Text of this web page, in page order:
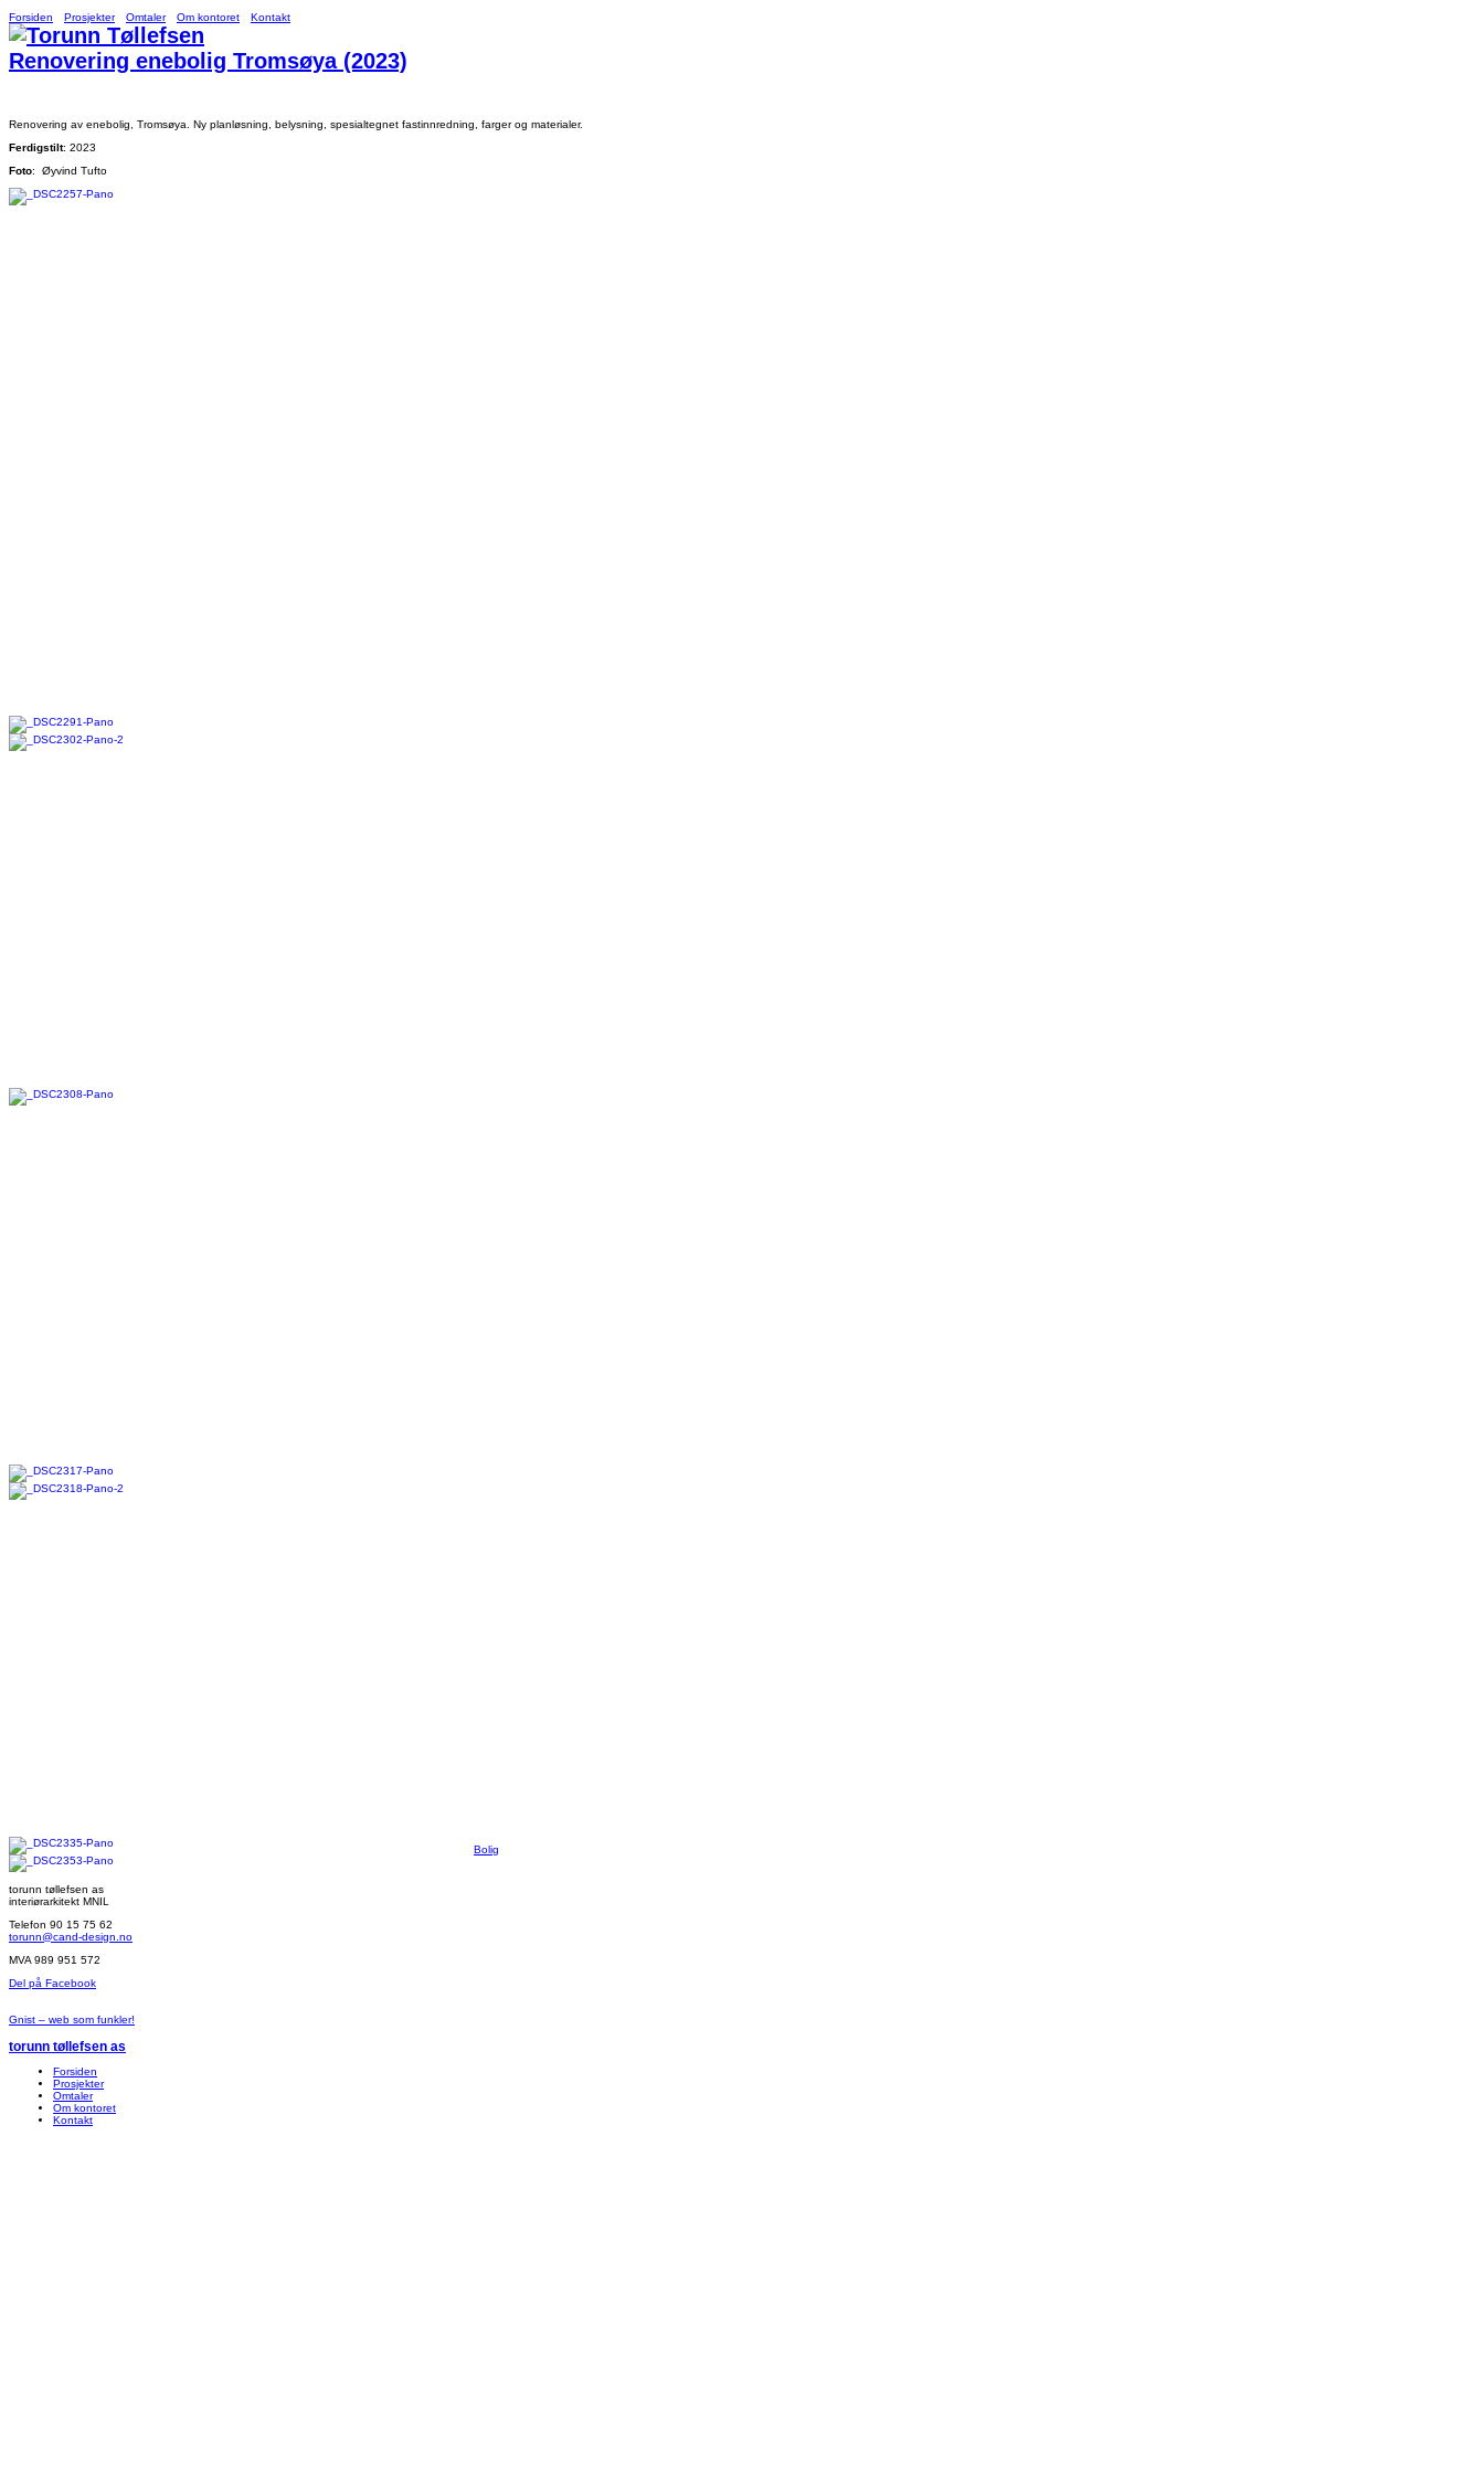
Forsiden Prosjekter Omtaler Om kontoret Kontakt
Renovering enebolig Tromsøya (2023)
Renovering av enebolig, Tromsøya. Ny planløsning, belysning, spesialtegnet fastinnredning, farger og materialer.
Ferdigstilt: 2023
Foto: Øyvind Tufto
Bolig
torunn tøllefsen as
interiørarkitekt MNIL
Telefon 90 15 75 62
torunn@cand-design.no
MVA 989 951 572
Del på Facebook
Gnist – web som funkler!
torunn tøllefsen as
Forsiden
Prosjekter
Omtaler
Om kontoret
Kontakt